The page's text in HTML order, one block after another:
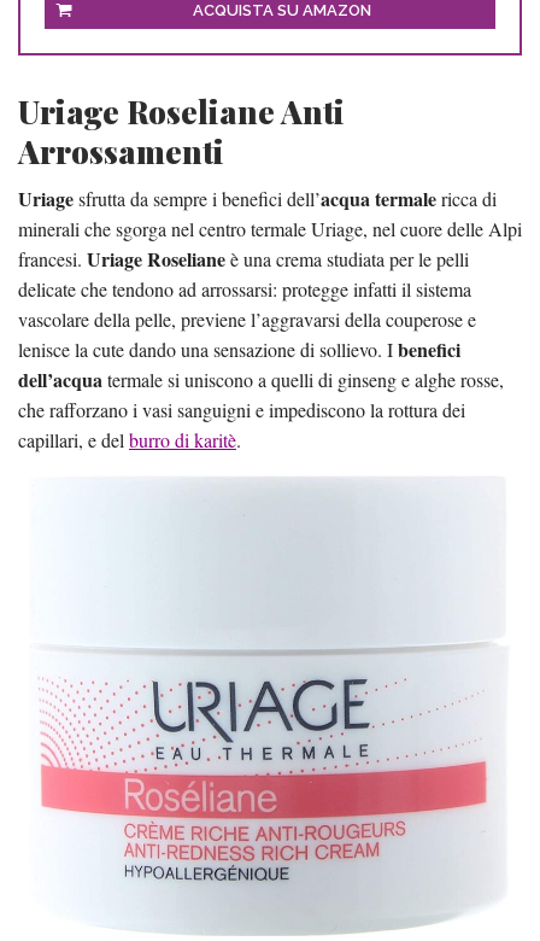
ACQUISTA SU AMAZON
Uriage Roseliane Anti
Arrossamenti
Uriagesfrutta da sempre i benefici dell’acqua termalericca di
minerali che sgorga nel centro termale Uriage, nel cuore delle Alpi
francesi. Uriage Roselianeè una crema studiata per le pelli
delicate che tendono ad arrossarsi: protegge infatti il sistema
vascolare della pelle, previene l’aggravarsi della couperose e
lenisce la cute dando una sensazione di sollievo. Ibenefici
dell’acquatermale si uniscono a quelli di ginseng e alghe rosse,
che rafforzano i vasi sanguigni e impediscono la rottura dei
capillari, e delburro di karitè.